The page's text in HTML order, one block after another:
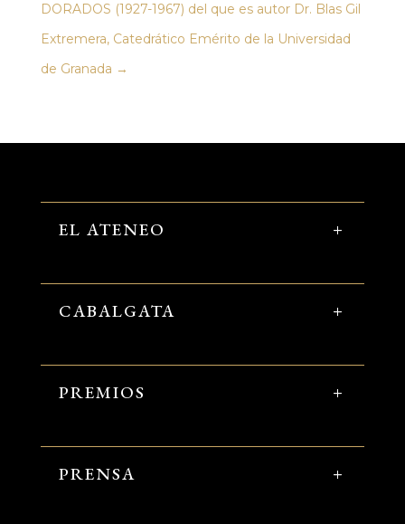
DORADOS (1927-1967) del que es autor Dr. Blas Gil
Extremera, Catedrático Emérito de la Universidad
de Granada →
EL ATENEO
CABALGATA
PREMIOS
PRENSA